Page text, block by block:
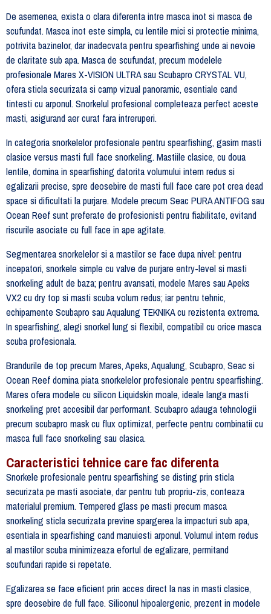
De asemenea, exista o clara diferenta intre masca inot si masca de
scufundat. Masca inot este simpla, cu lentile mici si protectie minima,
potrivita bazinelor, dar inadecvata pentru spearfishing unde ai nevoie
de claritate sub apa. Masca de scufundat, precum modelele
profesionale Mares X-VISION ULTRA sau Scubapro CRYSTAL VU,
ofera sticla securizata si camp vizual panoramic, esentiale cand
tintesti cu arponul. Snorkelul profesional completeaza perfect aceste
masti, asigurand aer curat fara intreruperi.
In categoria snorkelelor profesionale pentru spearfishing, gasim masti
clasice versus masti full face snorkeling. Mastiile clasice, cu doua
lentile, domina in spearfishing datorita volumului intern redus si
egalizarii precise, spre deosebire de masti full face care pot crea dead
space si dificultati la purjare. Modele precum Seac PURA ANTIFOG sau
Ocean Reef sunt preferate de profesionisti pentru fiabilitate, evitand
riscurile asociate cu full face in ape agitate.
Segmentarea snorkelelor si a mastilor se face dupa nivel: pentru
incepatori, snorkele simple cu valve de purjare entry-level si masti
snorkeling adult de baza; pentru avansati, modele Mares sau Apeks
VX2 cu dry top si masti scuba volum redus; iar pentru tehnic,
echipamente Scubapro sau Aqualung TEKNIKA cu rezistenta extrema.
In spearfishing, alegi snorkel lung si flexibil, compatibil cu orice masca
scuba profesionala.
Brandurile de top precum Mares, Apeks, Aqualung, Scubapro, Seac si
Ocean Reef domina piata snorkelelor profesionale pentru spearfishing.
Mares ofera modele cu silicon Liquidskin moale, ideale langa masti
snorkeling pret accesibil dar performant. Scubapro adauga tehnologii
precum scubapro mask cu flux optimizat, perfecte pentru combinatii cu
masca full face snorkeling sau clasica.
Caracteristici tehnice care fac diferenta
Snorkele profesionale pentru spearfishing se disting prin sticla
securizata pe masti asociate, dar pentru tub propriu-zis, conteaza
materialul premium. Tempered glass pe masti precum masca
snorkeling sticla securizata previne spargerea la impacturi sub apa,
esentiala in spearfishing cand manuiesti arponul. Volumul intern redus
al mastilor scuba minimizeaza efortul de egalizare, permitand
scufundari rapide si repetate.
Egalizarea se face eficient prin acces direct la nas in masti clasice,
spre deosebire de full face. Siliconul hipoalergenic, prezent in modele